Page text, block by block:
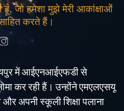
जो हमेशा मुझे मेरी आकांक्षाओं
करते हैं।
में आईएनआईएफडी से
कर रही हैं। उन्होंने एमएलएसयू
और अपनी स्कूली शिक्षा पलाना